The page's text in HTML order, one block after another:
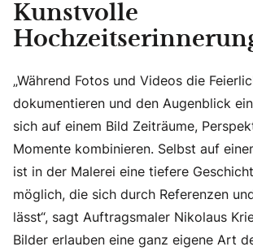
Kunstvolle
„Während Fotos und Videos die
dokumentieren und den Augenblick
sich auf einem Bild Zeiträume,
Momente kombinieren. Selbst auf
ist in der Malerei eine tiefere
möglich, die sich durch Referenzen
lässt“, sagt Auftragsmaler Nikolaus
Bilder erlauben eine ganz eigene Art